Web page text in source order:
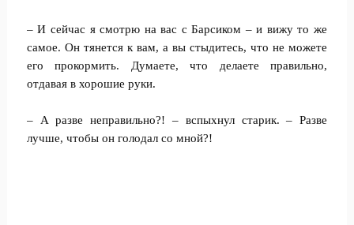
– И сейчас я смотрю на вас с Барсиком – и вижу то же
самое. Он тянется к вам, а вы стыдитесь, что не можете
его прокормить. Думаете, что делаете правильно,
отдавая в хорошие руки.
– А разве неправильно?! – вспыхнул старик. – Разве
лучше, чтобы он голодал со мной?!